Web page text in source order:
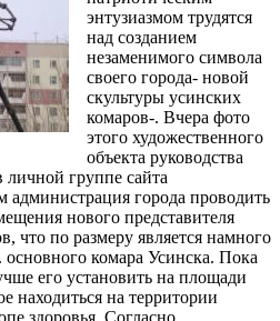
энтузиазмом трудятся
над созданием
незаменимого символа
своего города- новой
скультуры усинских
комаров-. Вчера фото
этого художественного
объекта руководства
личной группе сайта
администрация города проводить
нового представителя
что по размеру является намного
основного комара Усинска. Пока
его установить на площади
находиться на территории
здоровья. Согласно